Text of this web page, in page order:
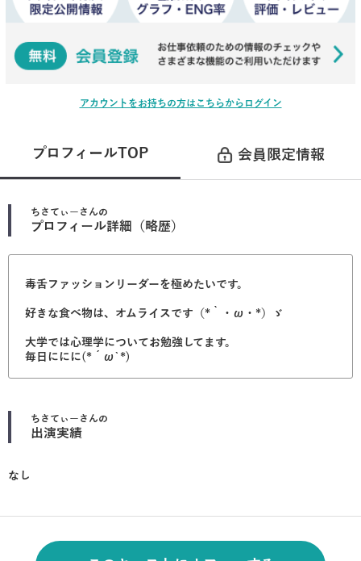
アカウントをお持ちの方はこちらからログイン
プロフィールTOP 会員限定情報
ちさてぃー さんの
プロフィール詳細（略歴）
毒舌ファッションリーダーを極めたいです。
好きな食べ物は、オムライスです（*｀・ω・*）ゞ
大学では心理学についてお勉強してます。
毎日ににに(*´ω`*)
ちさてぃー さんの
出演実績
なし